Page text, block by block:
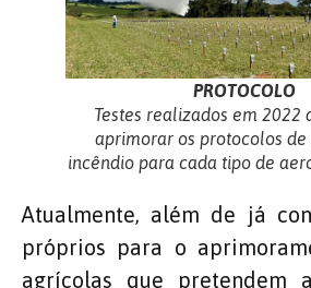
PROTOCOLO
Testes realizados em 2022
aprimorar os protocolos de
incêndio para cada tipo de
Atualmente, além de já
próprios para o
agrícolas que pretendem